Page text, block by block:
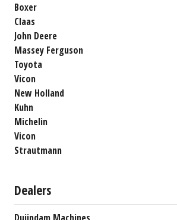
Boxer
Claas
John Deere
Massey Ferguson
Toyota
Vicon
New Holland
Kuhn
Michelin
Vicon
Strautmann
Dealers